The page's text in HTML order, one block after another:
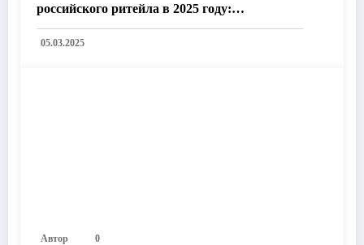
российского ритейла в 2025 году:
Технологии, законодательство и рыночные
тренды
05.03.2025
Автор 0